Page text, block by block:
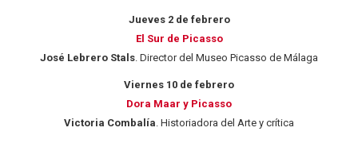
Jueves 2 de febrero
El Sur de Picasso
José Lebrero Stals. Director del Museo Picasso de Málaga
Viernes 10 de febrero
Dora Maar y Picasso
Victoria Combalía. Historiadora del Arte y crítica